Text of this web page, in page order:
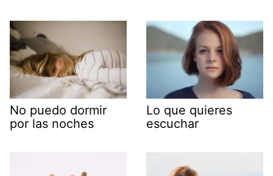
No puedo dormir
por las noches
Lo que quieres
escuchar